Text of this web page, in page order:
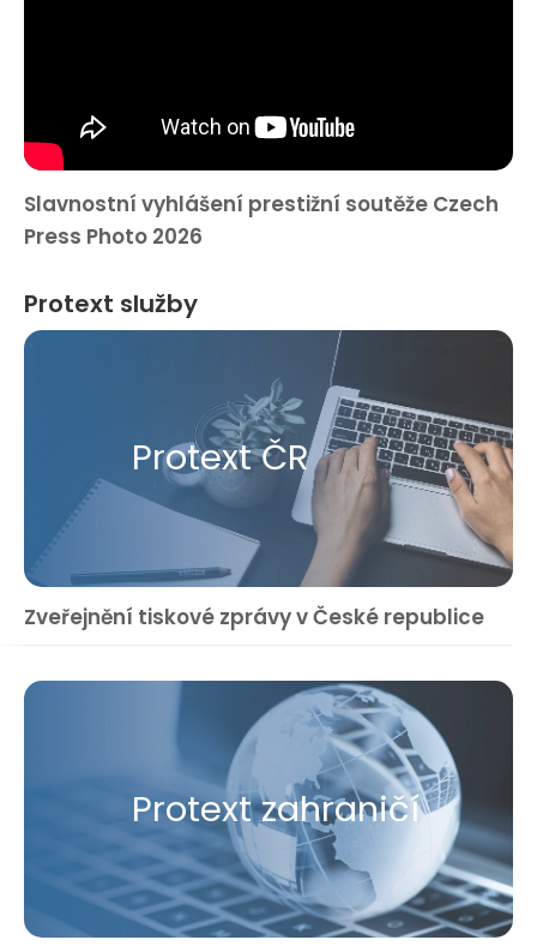
Slavnostní vyhlášení prestižní soutěže Czech
Press Photo 2026
Protext služby
Protext ČR
Zveřejnění tiskové zprávy v České republice
Protext zahraničí